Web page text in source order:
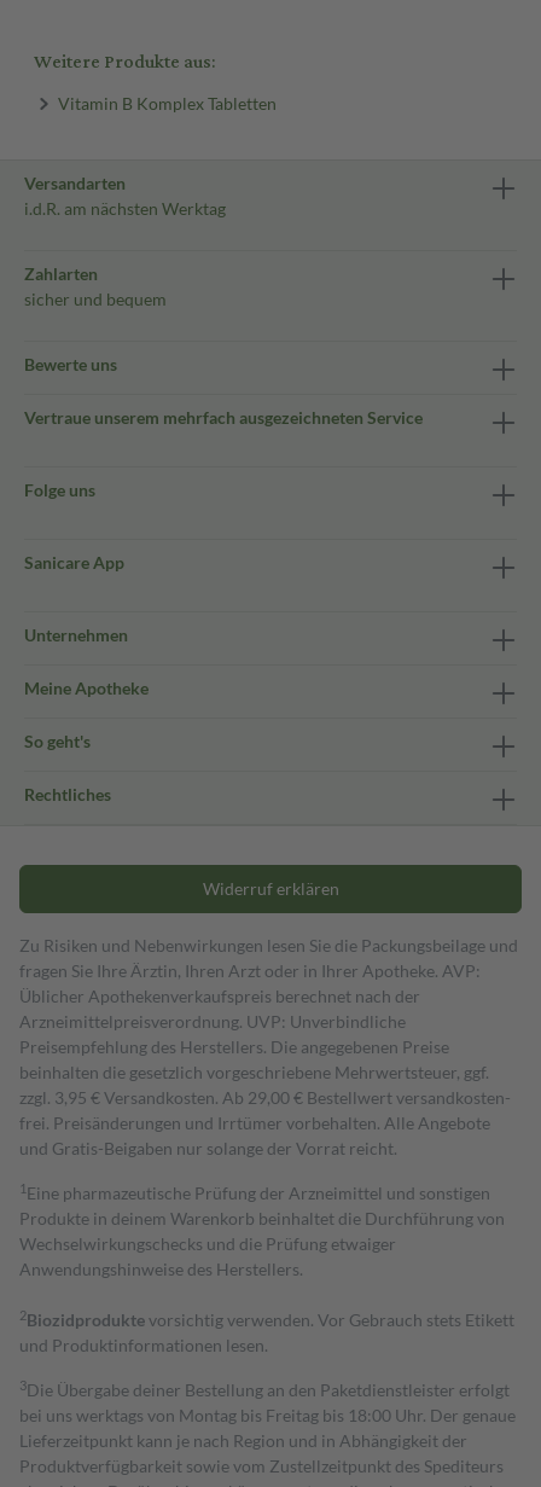
Weitere Produkte aus:
Vitamin B Komplex Tabletten
Versandarten
i.d.R. am nächsten Werktag
Zahlarten
sicher und bequem
Bewerte uns
Vertraue unserem mehrfach ausgezeichneten Service
Folge uns
Sanicare App
Unternehmen
Meine Apotheke
So geht's
Rechtliches
Widerruf erklären
Zu Risiken und Nebenwirkungen lesen Sie die Packungsbeilage und
fragen Sie Ihre Ärztin, Ihren Arzt oder in Ihrer Apotheke. AVP:
Üblicher Apothekenverkaufspreis berechnet nach der
Arzneimittelpreisverordnung. UVP: Unverbindliche
Preisempfehlung des Herstellers. Die angegebenen Preise
beinhalten die gesetzlich vorgeschriebene Mehrwertsteuer, ggf.
zzgl. 3,95 € Versandkosten. Ab 29,00 € Bestell­wert versand­kosten­
frei. Preisänderungen und Irrtümer vorbehalten. Alle Angebote
und Gratis-Beigaben nur solange der Vorrat reicht.
1 Eine pharmazeutische Prüfung der Arzneimittel und sonstigen
Produkte in deinem Warenkorb beinhaltet die Durchführung von
Wechselwirkungschecks und die Prüfung etwaiger
Anwendungshinweise des Herstellers.
2Biozidproduktevorsichtig verwenden. Vor Gebrauch stets Etikett
und Produktinformationen lesen.
3Die Übergabe deiner Bestellung an den Paketdienstleister erfolgt
bei uns werktags von Montag bis Freitag bis 18:00 Uhr. Der genaue
Lieferzeitpunkt kann je nach Region und in Abhängigkeit der
Produktverfügbarkeit sowie vom Zustellzeitpunkt des Spediteurs